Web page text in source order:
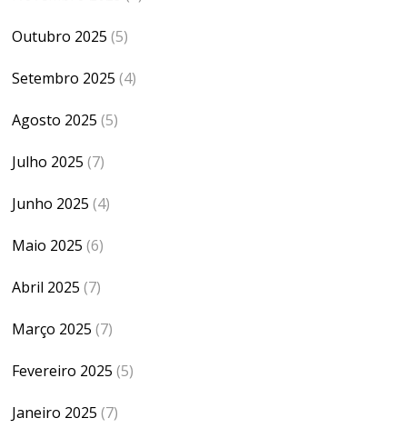
Outubro 2025 (5)
Setembro 2025 (4)
Agosto 2025 (5)
Julho 2025 (7)
Junho 2025 (4)
Maio 2025 (6)
Abril 2025 (7)
Março 2025 (7)
Fevereiro 2025 (5)
Janeiro 2025 (7)